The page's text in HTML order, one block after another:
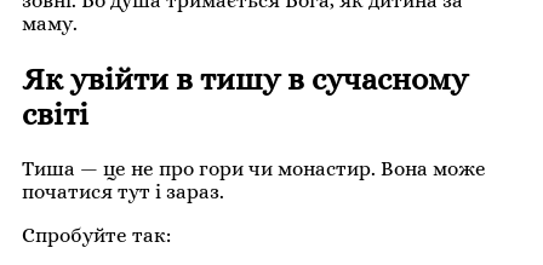
маму.
Як увійти в тишу в сучасному
світі
Тиша — це не про гори чи монастир. Вона може
початися тут і зараз.
Спробуйте так: